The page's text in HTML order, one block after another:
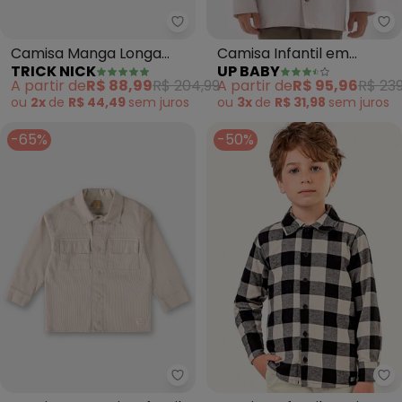
Trick Nick - Camisa Manga
Camisa Manga Longa
(Bege)
TRICK NICK
A partir deR$ 88,99R$ 204,99
ou 2x de R$ 44,49 sem juros
Camisa Infantil em
Tecido Oxford (Bege)
UP BABY
A partir deR$ 95,96R$
ou 3x de R$ 31,98 sem juros
-65%
Up Baby - Camisa em Sarja
-50%